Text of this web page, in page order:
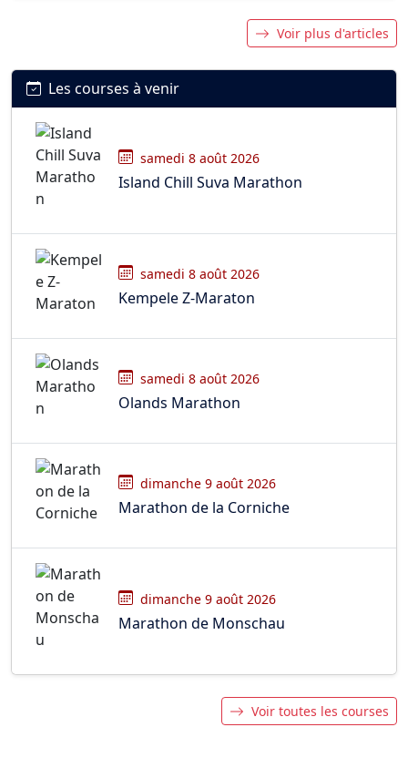
Voir plus d'articles
Les courses à venir
samedi 8 août 2026
Island Chill Suva Marathon
samedi 8 août 2026
Kempele Z-Maraton
samedi 8 août 2026
Olands Marathon
dimanche 9 août 2026
Marathon de la Corniche
dimanche 9 août 2026
Marathon de Monschau
Voir toutes les courses